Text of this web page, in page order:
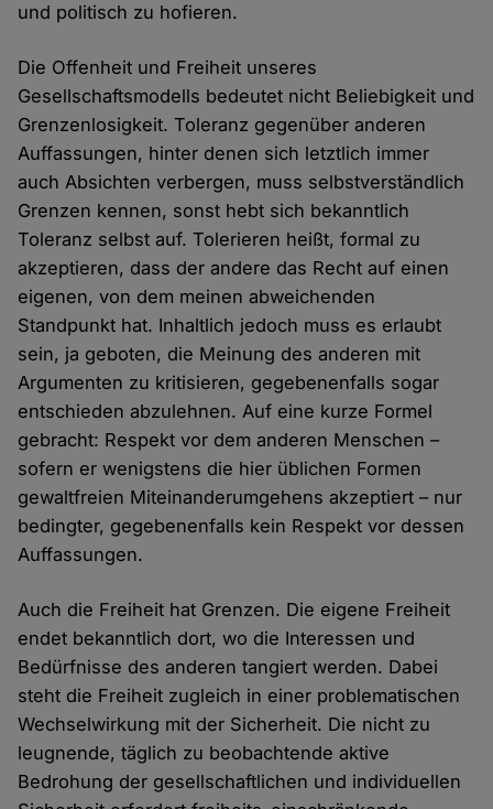
und politisch zu hofieren.
Die Offenheit und Freiheit unseres
Gesellschaftsmodells bedeutet nicht Beliebigkeit und
Grenzenlosigkeit. Toleranz gegenüber anderen
Auffassungen, hinter denen sich letztlich immer
auch Absichten verbergen, muss selbstverständlich
Grenzen kennen, sonst hebt sich bekanntlich
Toleranz selbst auf. Tolerieren heißt, formal zu
akzeptieren, dass der andere das Recht auf einen
eigenen, von dem meinen abweichenden
Standpunkt hat. Inhaltlich jedoch muss es erlaubt
sein, ja geboten, die Meinung des anderen mit
Argumenten zu kritisieren, gegebenenfalls sogar
entschieden abzulehnen. Auf eine kurze Formel
gebracht: Respekt vor dem anderen Menschen –
sofern er wenigstens die hier üblichen Formen
gewaltfreien Miteinanderumgehens akzeptiert – nur
bedingter, gegebenenfalls kein Respekt vor dessen
Auffassungen.
Auch die Freiheit hat Grenzen. Die eigene Freiheit
endet bekanntlich dort, wo die Interessen und
Bedürfnisse des anderen tangiert werden. Dabei
steht die Freiheit zugleich in einer problematischen
Wechselwirkung mit der Sicherheit. Die nicht zu
leugnende, täglich zu beobachtende aktive
Bedrohung der gesellschaftlichen und individuellen